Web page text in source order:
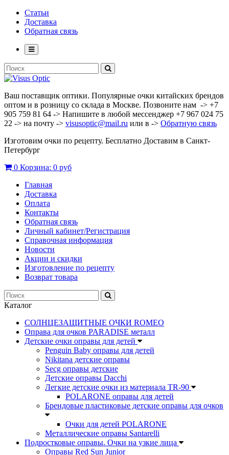
Статьи
Доставка
Обратная связь
Ваш поставщик оптики. Популярные очки китайских брендов
оптом и в розницу со склада в Москве. Позвоните нам -> +7
905 759 81 64 -> Напишите в любой мессенджер +7 967 024 75
22 -> на почту -> visusoptic@mail.ru или в -> Обратную связь
Изготовим очки по рецепту. Бесплатно Доставим в Санкт-
Петербург
0 Корзина: 0 руб
Главная
Доставка
Оплата
Контакты
Обратная связь
Личный кабинет/Регистрация
Справочная информация
Новости
Акции и скидки
Изготовление по рецепту
Возврат товара
Каталог
СОЛНЦЕЗАЩИТНЫЕ ОЧКИ ROMEO
Оправа для очков PARADISE металл
Детские очки оправы для детей
Penguin Baby оправы для детей
Nikitana детские оправы
Secg оправы детские
Детские оправы Dacchi
Легкие детские очки из материала TR-90
POLARONE оправы для детей
Брендовые пластиковые детские оправы для очков
Очки для детей POLARONE
Металлические оправы Santarelli
Подростковые оправы. Очки на узкие лица
Оправы Red Sun Junior